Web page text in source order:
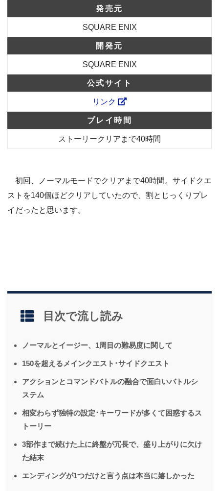
発売元
SQUARE ENIX
開発元
SQUARE ENIX
公式サイト
リンク
プレイ時間
ストーリークリアまで40時間
初回、ノーマルモードでクリアまで40時間 。サイドクエ
ストを140個ほどクリアしていたので、割とじっくりプレ
イだったと思います。
目次で流し読み
ノーマルとイージー、1周目の難易度に関して
150を超えるメインクエスト･サイドクエスト
アクションとコマンドバトルの融合で面白いバトルシ
ステム
相変わらず独特の設定･キーワードが多くて困惑するス
トーリー
3部作まで続けた上に終盤が冗長で、盛り上がりに欠け
た結末
エンディングが1つだけと言う点は本当に嬉しかった